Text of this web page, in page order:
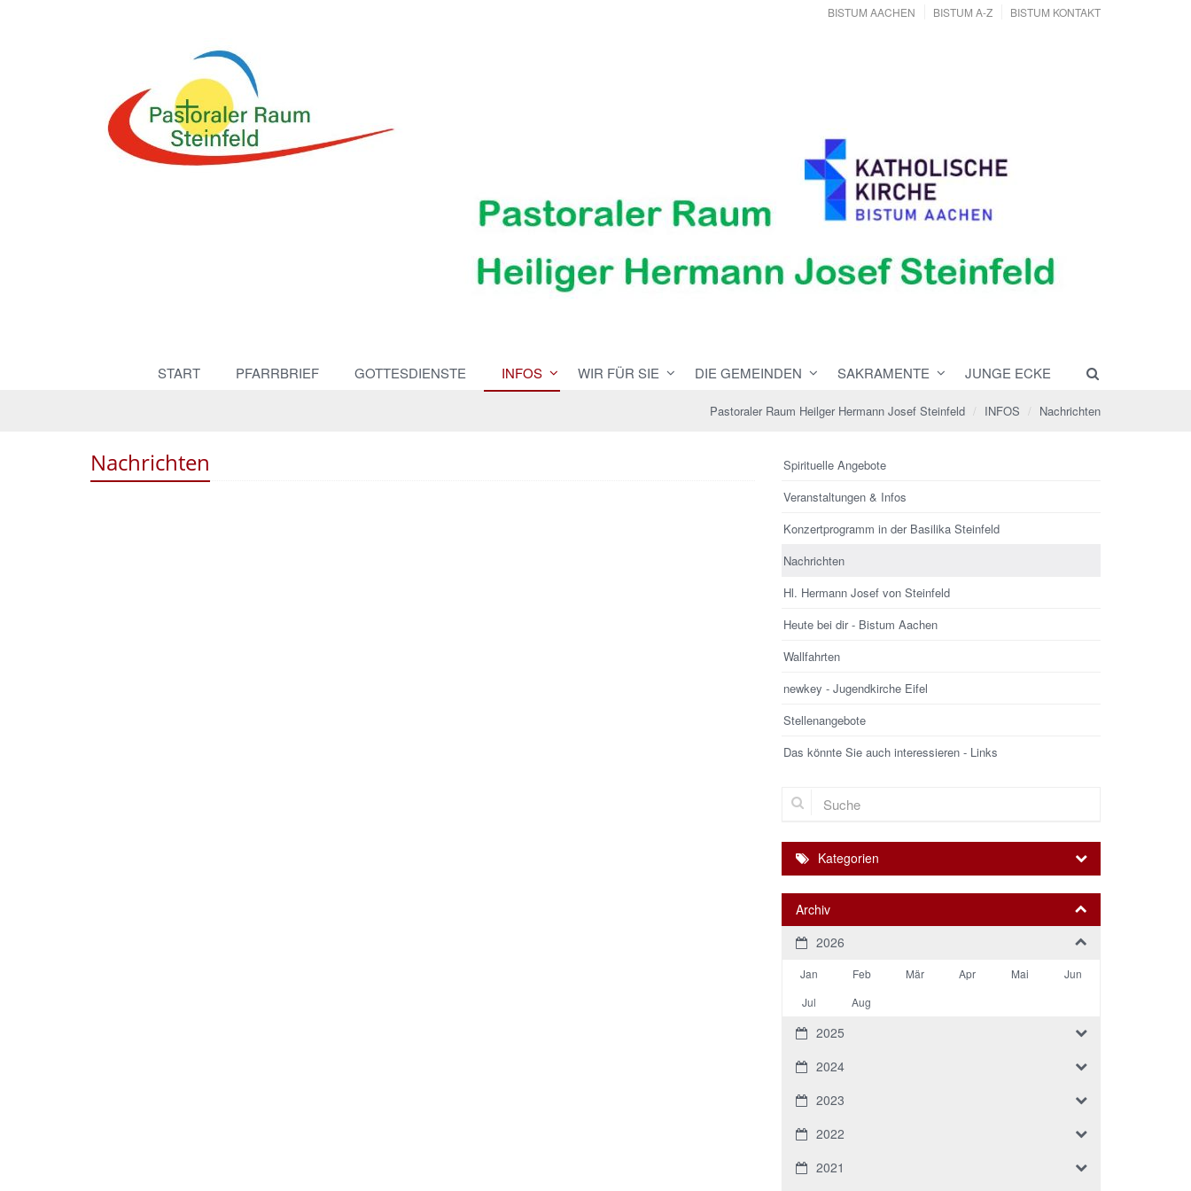
BISTUM AACHEN BISTUM A-Z BISTUM KONTAKT
START PFARRBRIEF GOTTESDIENSTE INFOS WIR FÜR SIE DIE GEMEINDEN SAKRAMENTE JUNGE ECKE
Pastoraler Raum Heilger Hermann Josef Steinfeld INFOS Nachrichten
Nachrichten
Spirituelle Angebote
Veranstaltungen & Infos
Konzertprogramm in der Basilika Steinfeld
Nachrichten
Hl. Hermann Josef von Steinfeld
Heute bei dir - Bistum Aachen
Wallfahrten
newkey - Jugendkirche Eifel
Stellenangebote
Das könnte Sie auch interessieren - Links
Suche
Kategorien
Archiv
2026
Jan Feb Mär Apr Mai
Jun
Jul
Aug
2025
2024
2023
2022
2021